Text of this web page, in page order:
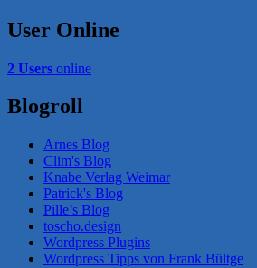
User Online
2 Users online
Blogroll
Arnes Blog
Clim's Blog
Knabe Verlag Weimar
Patrick's Blog
Pille’s Blog
toscho.design
Wordpress Plugins
Wordpress Tipps von Frank Bültge